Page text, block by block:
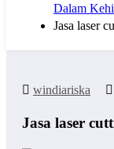
Dalam
Jasa laser
windiariska
Jasa laser